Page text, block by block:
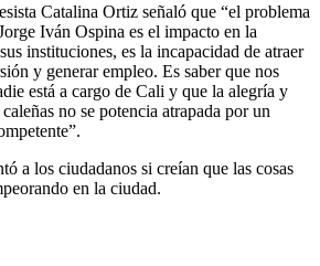
Catalina Ortiz señaló que “el problema
Iván Ospina es el impacto en la
instituciones, es la incapacidad de atraer
y generar empleo. Es saber que nos
está a cargo de Cali y que la alegría y
no se potencia atrapada por un
a los ciudadanos si creían que las cosas
en la ciudad.